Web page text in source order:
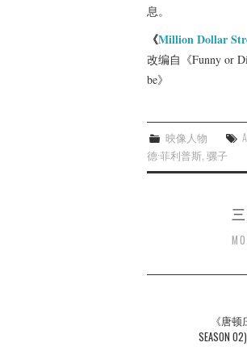
息。
《Million Dollar
改编自《Funny or
be》
映像人物
德·菲利普斯, 骡子
navigation《唐顿
SEASON